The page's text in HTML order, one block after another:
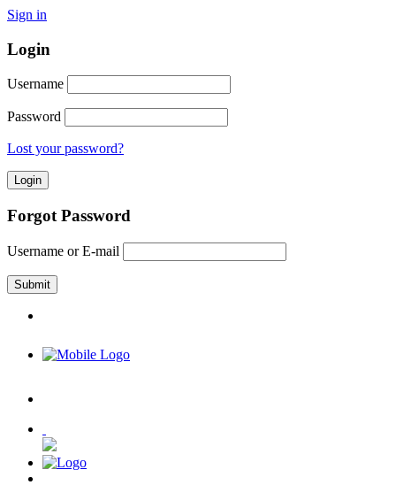
Sign in
Login
Username
Password
Lost your password?
Forgot Password
Username or E-mail